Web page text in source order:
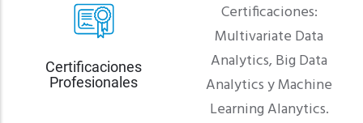
Certificaciones
Profesionales
Certificaciones:
Multivariate Data
Analytics, Big Data
Analytics y Machine
Learning Alanytics.